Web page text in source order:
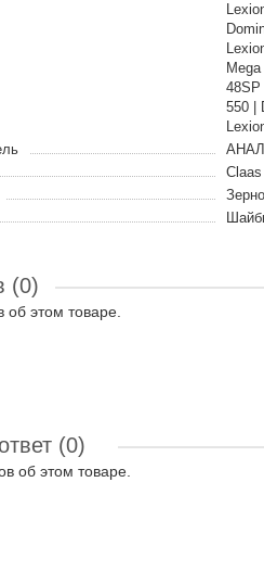
48SP
550 |
(0)
об этом товаре.
(0)
об этом товаре.